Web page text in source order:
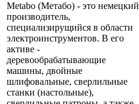
Metabo (Метабо) - это немецкий
производитель,
специализирущийся в области
электроинструментов. В его
активе -
деревообрабатывающие
машины, двойные
шлифовальные, сверлильные
станки (настольные),